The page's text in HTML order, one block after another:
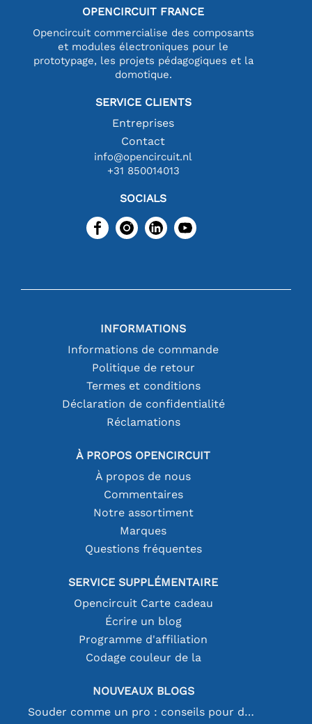
OPENCIRCUIT FRANCE
Opencircuit commercialise des composants
et modules électroniques pour le
prototypage, les projets pédagogiques et la
domotique.
SERVICE CLIENTS
Entreprises
Contact
info@opencircuit.nl
+31 850014013
SOCIALS
INFORMATIONS
Informations de commande
Politique de retour
Termes et conditions
Déclaration de confidentialité
Réclamations
À PROPOS OPENCIRCUIT
À propos de nous
Commentaires
Notre assortiment
Marques
Questions fréquentes
SERVICE SUPPLÉMENTAIRE
Opencircuit Carte cadeau
Écrire un blog
Programme d'affiliation
Codage couleur de la
NOUVEAUX BLOGS
Souder comme un pro : conseils pour des connexions électroniques parfaites